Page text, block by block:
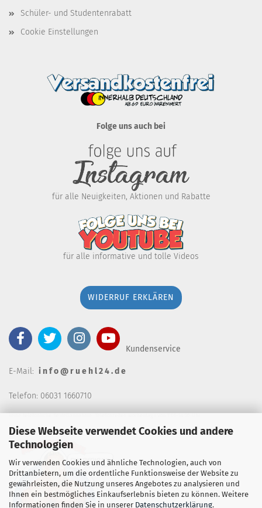
Diese Webseite verwendet Cookies und andere
Technologien
Wir verwenden Cookies und ähnliche Technologien, auch von
Drittanbietern, um die ordentliche Funktionsweise der Website zu
gewährleisten, die Nutzung unseres Angebotes zu analysieren und
Ihnen ein bestmögliches Einkaufserlebnis bieten zu können. Weitere
Informationen finden Sie in unserer Datenschutzerklärung.
Schüler- und Studentenrabatt
Cookie Einstellungen
Folge uns auch bei
für alle Neuigkeiten, Aktionen und Rabatte
für alle informative und tolle Videos
WIDERRUF ERKLÄREN
Kundenservice
E-Mail: i n f o @ r u e h l 2 4 . d e
Telefon: 06031 1660710